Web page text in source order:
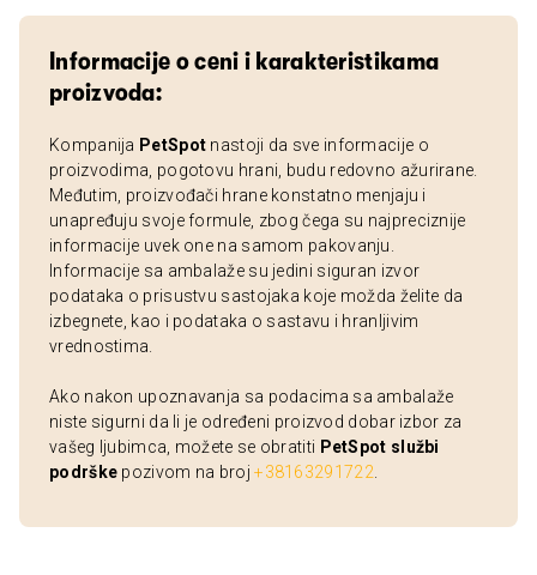
Informacije o ceni i karakteristikama
proizvoda:
Kompanija PetSpot nastoji da sve informacije o
proizvodima, pogotovu hrani, budu redovno ažurirane.
Međutim, proizvođači hrane konstatno menjaju i
unapređuju svoje formule, zbog čega su najpreciznije
informacije uvek one na samom pakovanju.
Informacije sa ambalaže su jedini siguran izvor
podataka o prisustvu sastojaka koje možda želite da
izbegnete, kao i podataka o sastavu i hranljivim
vrednostima.
Ako nakon upoznavanja sa podacima sa ambalaže
niste sigurni da li je određeni proizvod dobar izbor za
vašeg ljubimca, možete se obratiti PetSpot službi
podrške pozivom na broj+38163291722